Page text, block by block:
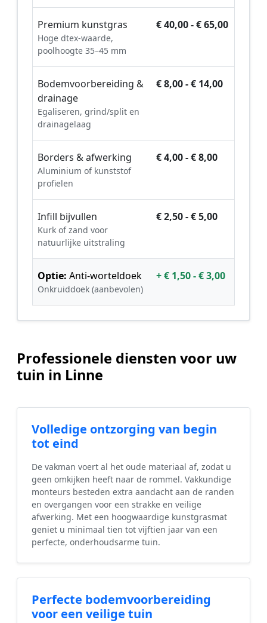
Premium kunstgras
Hoge dtex-waarde,
poolhoogte 35–45 mm
€ 40,00 - € 65,00
Bodemvoorbereiding &
drainage
Egaliseren, grind/split en
drainagelaag
€ 8,00 - € 14,00
Borders & afwerking
Aluminium of kunststof
profielen
€ 4,00 - € 8,00
Infill bijvullen
Kurk of zand voor
natuurlijke uitstraling
€ 2,50 - € 5,00
Optie: Anti-worteldoek
Onkruiddoek (aanbevolen)
+ € 1,50 - € 3,00
Professionele diensten voor uw
tuin in Linne
Volledige ontzorging van begin
tot eind
De vakman voert al het oude materiaal af, zodat u
geen omkijken heeft naar de rommel. Vakkundige
monteurs besteden extra aandacht aan de randen
en overgangen voor een strakke en veilige
afwerking. Met een hoogwaardige kunstgrasmat
geniet u minimaal tien tot vijftien jaar van een
perfecte, onderhoudsarme tuin.
Perfecte bodemvoorbereiding
voor een veilige tuin